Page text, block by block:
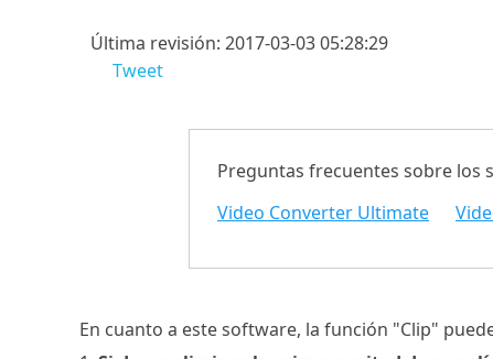
Última revisión: 2017-03-03 05:28:29
Tweet
Preguntas frecuentes sobre los
Video Converter Ultimate
En cuanto a este software, la función "Clip"